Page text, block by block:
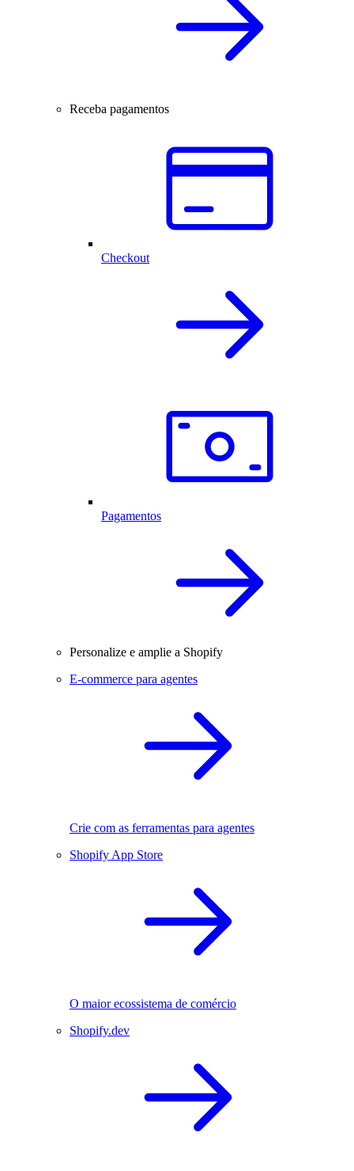
Receba pagamentos
Checkout
Pagamentos
Personalize e amplie a Shopify
E-commerce para agentes
Crie com as ferramentas para agentes
Shopify App Store
O maior ecossistema de comércio
Shopify.dev